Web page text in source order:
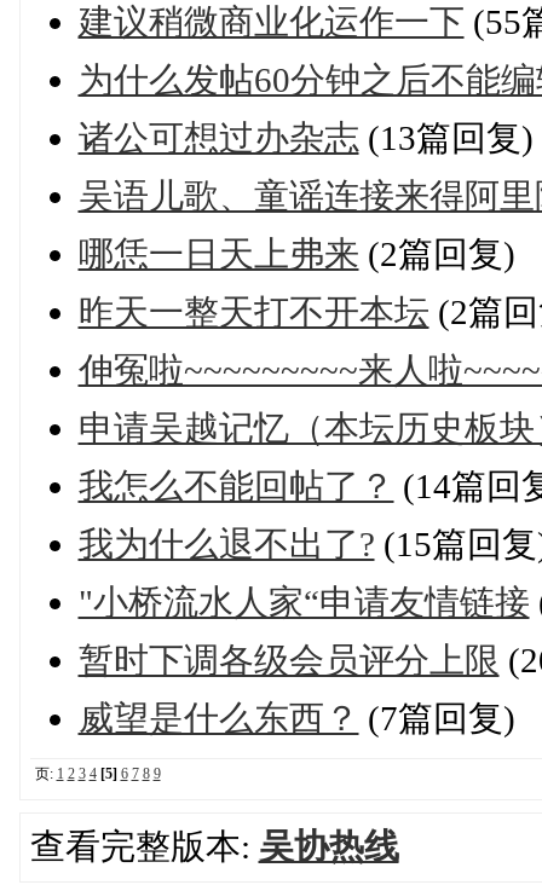
建议稍微商业化运作一下 (55
为什么发帖60分钟之后不能
诸公可想过办杂志 (13篇回复)
吴语儿歌、童谣连接来得阿里
哪恁一日天上弗来 (2篇回复)
昨天一整天打不开本坛 (2篇
伸冤啦~~~~~~~~~来人啦
申请吴越记忆（本坛历史板
我怎么不能回帖了？ (14篇回
我为什么退不出了? (15篇回
"小桥流水人家“申请友情链接
暂时下调各级会员评分上限
威望是什么东西？ (7篇回复)
页: 1 2 3 4 [5] 6 7 8 9
查看完整版本: 吴协热线